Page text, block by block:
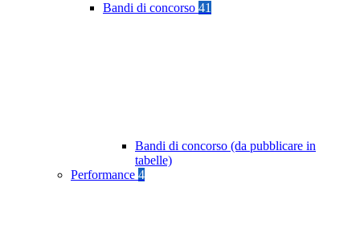
Bandi di concorso 41
Bandi di concorso (da pubblicare in
tabelle)
Performance 4